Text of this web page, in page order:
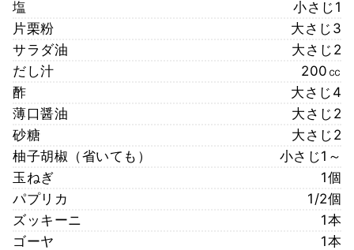
塩
小さじ1
片栗粉
大さじ3
サラダ油
大さじ2
だし汁
200㏄
酢
大さじ4
薄口醤油
大さじ2
砂糖
大さじ2
柚子胡椒（省いても）
小さじ1～
玉ねぎ
1個
パプリカ
1/2個
ズッキーニ
1本
ゴーヤ
1本